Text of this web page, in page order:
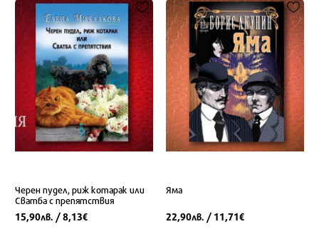
Черен пудел, риж котарак или
Сватба с препятствия
15,90лв. / 8,13€
Яма
22,90лв. / 11,71€